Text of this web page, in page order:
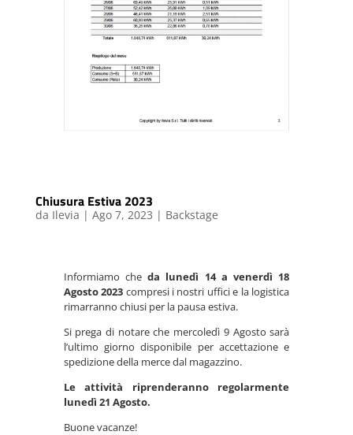
Chiusura Estiva 2023
da Ilevia | Ago 7, 2023 | Backstage
Informiamo cheda lunedì 14 a venerdì 18
Agosto 2023 compresi i nostri uffici e la logistica
rimarranno chiusi per la pausa estiva.
Si prega di notare che mercoledì 9 Agosto sarà
l’ultimo giorno disponibile per accettazione e
spedizione della merce dal magazzino.
Le attività riprenderanno regolarmente
lunedì 21 Agosto.
Buone vacanze!